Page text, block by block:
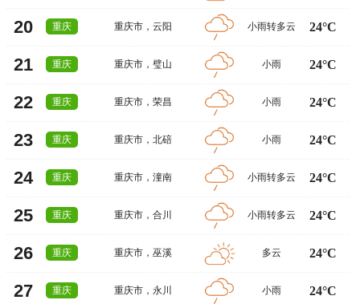
20 重庆 重庆市 ，云阳 小雨转多云 24°C
21 重庆 重庆市 ，璧山 小雨 24°C
22 重庆 重庆市 ，荣昌 小雨 24°C
23 重庆 重庆市 ，北碚 小雨 24°C
24 重庆 重庆市 ，潼南 小雨转多云 24°C
25 重庆 重庆市 ，合川 小雨转多云 24°C
26 重庆 重庆市 ，巫溪 多云 24°C
27 重庆 重庆市 ，永川 小雨 24°C